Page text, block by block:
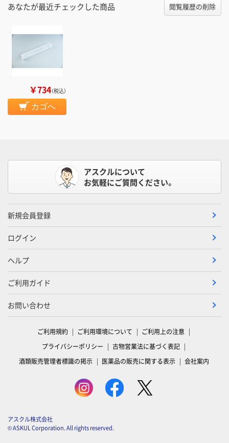
あなたが最近チェックした商品 閲覧履歴の削除
￥734（税込）
カゴへ
アスクルについて
お気軽にご質問ください。
新規会員登録
ログイン
ヘルプ
ご利用ガイド
お問い合わせ
ご利用規約 ご利用環境について
ご利用上の注意
プライバシーポリシー
古物営業法に基づく表記
酒類販売管理者標識の掲示
医薬品の販売に関する表示 会社案内
アスクル株式会社
© ASKUL Corporation. All rights reserved.